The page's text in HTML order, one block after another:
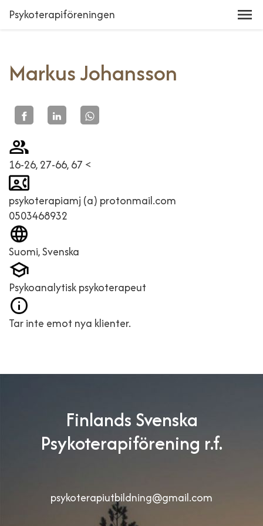
Psykoterapiföreningen
Markus Johansson
16-26, 27-66, 67 <
psykoterapiamj (a) protonmail.com
0503468932
Suomi, Svenska
Psykoanalytisk psykoterapeut
Tar inte emot nya klienter.
Finlands Svenska
Psykoterapiförening r.f.
psykoterapiutbildning@gmail.com